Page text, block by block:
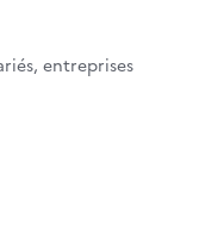
entreprises